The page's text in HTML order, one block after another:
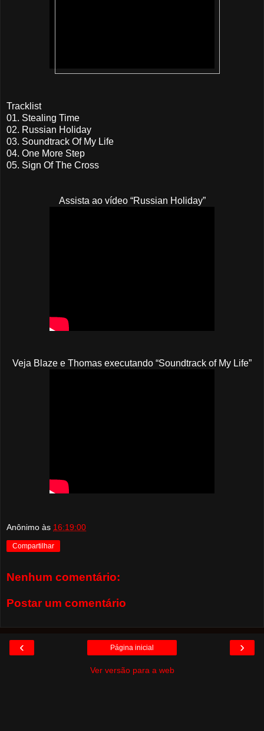
Tracklist
01. Stealing Time
02. Russian Holiday
03. Soundtrack Of My Life
04. One More Step
05. Sign Of The Cross
Assista ao vídeo “Russian Holiday”
Veja Blaze e Thomas executando “Soundtrack of My Life”
Anônimo às 16:19:00
Compartilhar
Nenhum comentário:
Postar um comentário
‹ ›
Página inicial
Ver versão para a web